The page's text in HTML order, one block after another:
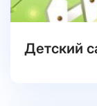
Детский